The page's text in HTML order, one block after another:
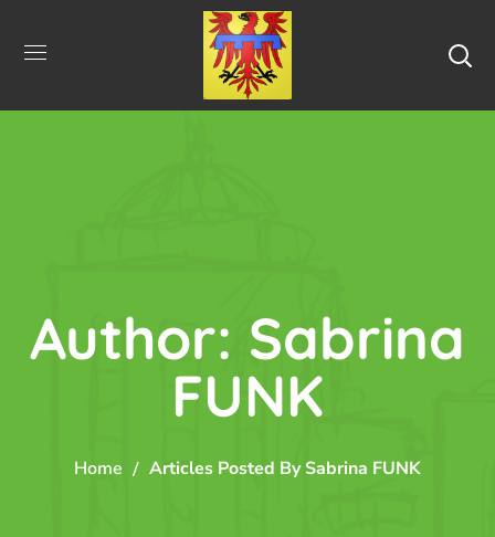
Author: Sabrina
FUNK
Home Articles Posted By Sabrina FUNK